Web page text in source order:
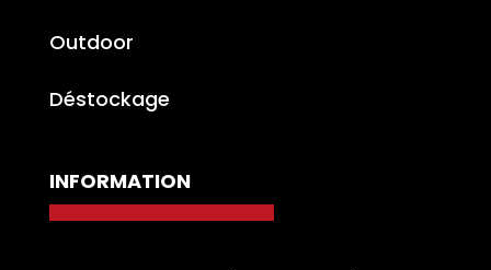
Outdoor
Déstockage
INFORMATION